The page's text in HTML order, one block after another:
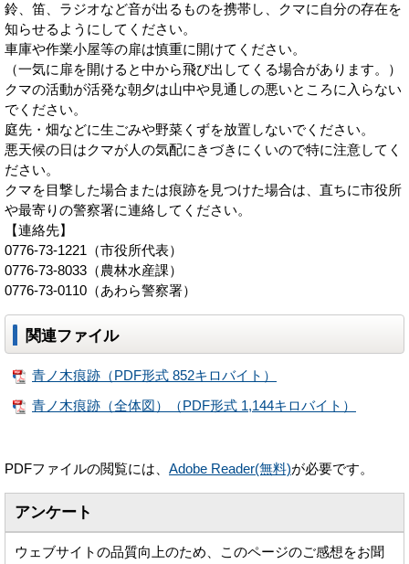
鈴、笛、ラジオなど音が出るものを携帯し、クマに自分の存在を
知らせるようにしてください。
車庫や作業小屋等の扉は慎重に開けてください。
（一気に扉を開けると中から飛び出してくる場合があります。）
クマの活動が活発な朝夕は山中や見通しの悪いところに入らない
でください。
庭先・畑などに生ごみや野菜くずを放置しないでください。
悪天候の日はクマが人の気配にきづきにくいので特に注意してく
ださい。
クマを目撃した場合または痕跡を見つけた場合は、直ちに市役所
や最寄りの警察署に連絡してください。
【連絡先】
0776-73-1221（市役所代表）
0776-73-8033（農林水産課）
0776-73-0110（あわら警察署）
関連ファイル
青ノ木痕跡（PDF形式 852キロバイト）
青ノ木痕跡（全体図）（PDF形式 1,144キロバイト）
PDFファイルの閲覧には、 Adobe Reader(無料)が必要です。
アンケート
ウェブサイトの品質向上のため、このページのご感想をお聞